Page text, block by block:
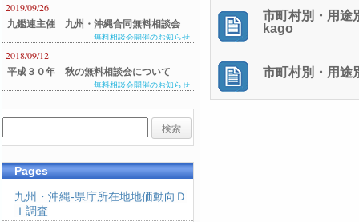
市町村別・用途
kago
市町村別・用途
2019/09/26
九鑑連主催 九州・沖縄合同無料相談会
のご案内
無料相談会開催のお知らせ
2018/09/12
平成３０年 秋の無料相談会について
無料相談会開催のお知らせ
Pages
九州・沖縄-県庁所在地地価動向Ｄ
Ｉ調査